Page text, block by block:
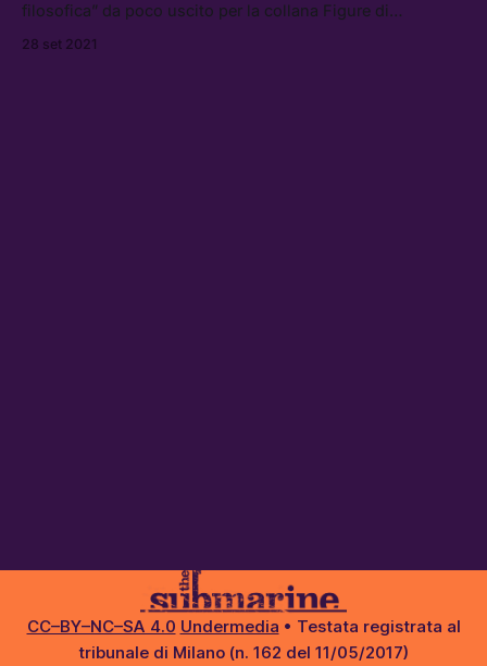
filosofica” da poco uscito per la collana Figure di
e politica del significato della rabbia, e mette in luce le sue
28 set 2021
CC–BY–NC–SA 4.0 Undermedia • Testata registrata al
tribunale di Milano (n. 162 del 11/05/2017)